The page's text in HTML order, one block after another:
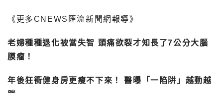
《更多CNEWS匯流新聞網報導》
老婦種種退化被當失智 頭痛欲裂才知長了7公分大腦
膜瘤！
年後狂衝健身房更瘦不下來！ 醫曝「一陷阱」越動越